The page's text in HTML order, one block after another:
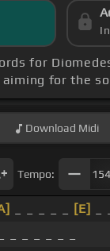
for
for the
Download Midi
Tempo: 154
[E]